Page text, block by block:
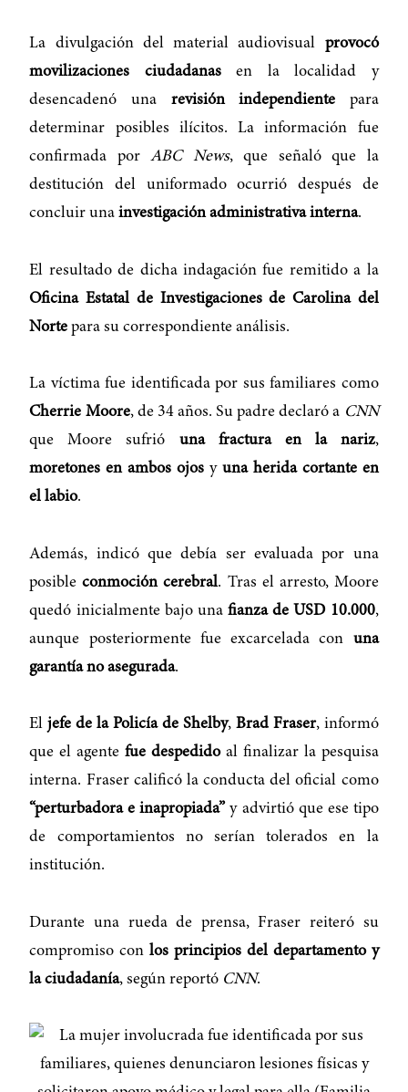
La divulgación del material audiovisual provocó
movilizaciones ciudadanasen la localidad y
desencadenó una revisión independiente para
determinar posibles ilícitos. La información fue
confirmada porABC News, que señaló que la
destitución del uniformado ocurrió después de
concluir unainvestigación administrativa interna.
El resultado de dicha indagación fue remitido a la
Oficina Estatal de Investigaciones de Carolina del
Norte para su correspondiente análisis.
La víctima fue identificada por sus familiares como
Cherrie Moore, de 34 años. Su padre declaró a CNN
que Moore sufrió una fractura en la nariz,
moretones en ambos ojos y una herida cortante en
el labio.
Además, indicó que debía ser evaluada por una
posibleconmoción cerebral. Tras el arresto, Moore
quedó inicialmente bajo unafianza de USD 10.000,
aunque posteriormente fue excarcelada con una
garantía no asegurada.
Eljefe de la Policía de Shelby, Brad Fraser, informó
que el agentefue despedidoal finalizar la pesquisa
interna. Fraser calificó la conducta del oficial como
“perturbadora e inapropiada” y advirtió que ese tipo
de comportamientos no serían tolerados en la
institución.
Durante una rueda de prensa, Fraser reiteró su
compromiso conlos principios del departamento y
la ciudadanía, según reportó CNN.